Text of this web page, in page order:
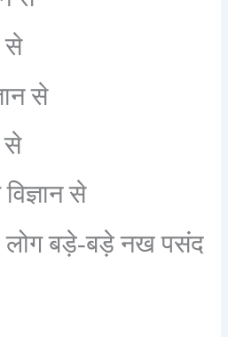
से
से
से
से
बड़े-बड़े नख पसंद